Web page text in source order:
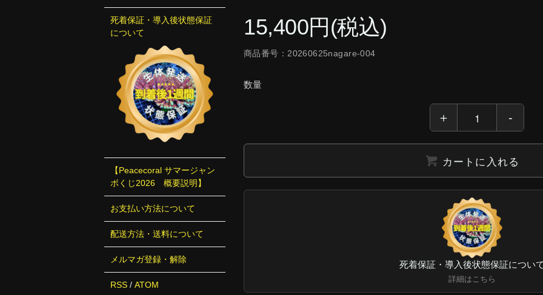
15,400円(税込)
商品番号：20260625nagare-004
数量
カートに入れる
死着保証・導入後状態保証につい
詳細はこちら
死着保証・導入後状態保証
について
【Peacecoral サマージャン
ボくじ2026 概要説明】
お支払い方法について
配送方法・送料について
メルマガ登録・解除
RSS / ATOM